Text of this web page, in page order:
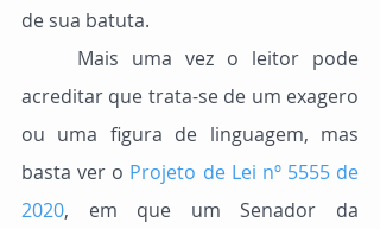
de sua batuta.
acreditar que trata-se de um exagero
ou uma figura de linguagem, mas
basta ver o Projeto de Lei nº 5555 de
2020, em que um Senador da